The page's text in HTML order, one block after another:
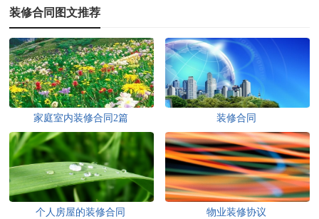
装修合同图文推荐
家庭室内装修合同2篇 装修合同
个人房屋的装修合同 物业装修协议